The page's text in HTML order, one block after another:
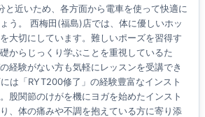
と近いため、各方面から電車を使って快適に
う。 西梅田(福島)店では、体に優しいホッ
大切にしています。難しいポーズを習得す
からじっくり学ぶことを重視しているた
経験がない方も気軽にレッスンを受講でき
は「RYT200修了」の経験豊富なインスト
股関節のけがを機にヨガを始めたインスト
、体の痛みや不調を抱えている方に寄り添